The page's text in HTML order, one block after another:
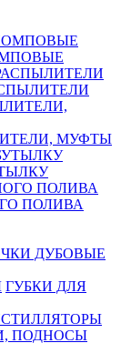
МУФТЫ
ПОЛИВА
ДУБОВЫЕ
ГУБКИ ДЛЯ